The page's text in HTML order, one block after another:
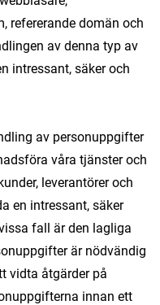
refererande domän och
av denna typ av
intressant, säker och
av personuppgifter
våra tjänster och
leverantörer och
en intressant, säker
fall är den lagliga
är nödvändig
vidta åtgärder på
innan ett